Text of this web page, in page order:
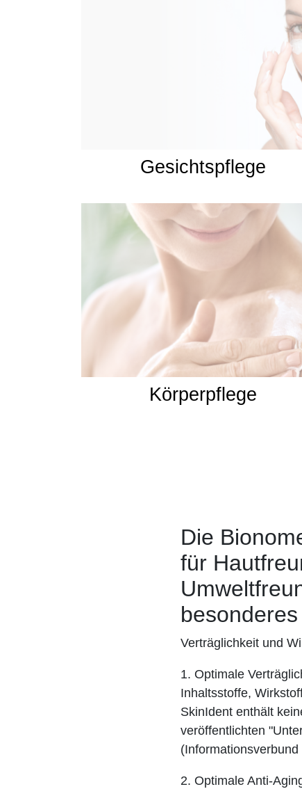
Gesichtspflege
Körperpflege
Die
für
Verträglichkeit und
1. Optimale
Inhaltsstoffe,
SkinIdent enthält
veröffentlichten
2. Optimale Anti-